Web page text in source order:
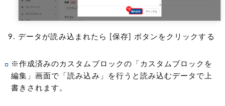
データが読み込まれたら [保存] ボタンをクリックする
※作成済みのカスタムブロックの「カスタムブロックを
編集」画面で「読み込み」を行うと読み込むデータで上
書きされます。